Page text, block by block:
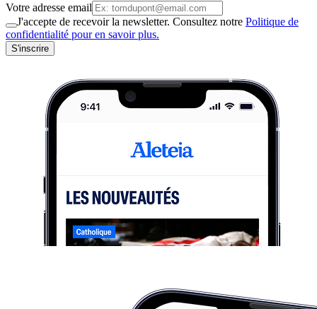
Votre adresse email
J'accepte de recevoir la newsletter. Consultez notre Politique de
confidentialité pour en savoir plus.
S'inscrire